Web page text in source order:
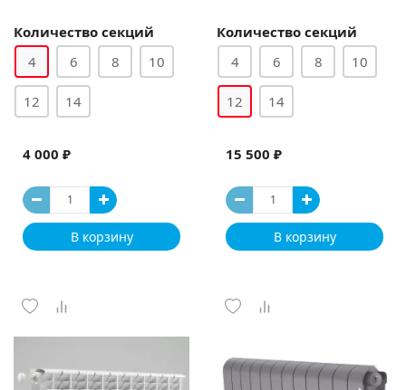
Количество секций
4
6 8 10
12 14
4 000 ₽
В корзину
Количество секций
4
6 8 10
12 14
15 500 ₽
В корзину